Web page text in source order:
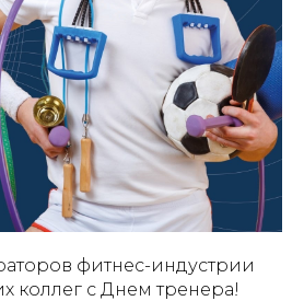
фитнес-индустрии
коллег с Днем тренера!